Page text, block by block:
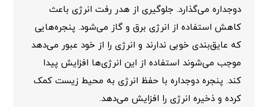
دوجداره می‌گذارد. جلوگیری از هدر رفت انرژی باعث
کاهش استفاده از انرژی برق و گاز می‌شود. پنجره‌هایی
که عایق‌بندی خوبی ندارند و انرژی را از خود عبور می‌دهد
موجب می‌شوند استفاده از این انرژی‌ها افزایش پیدا
کند. پنجره دوجداره با حفظ انرژی به محیط زیست کمک
کرده و ذخیره انرژی را افزایش می‌دهد.